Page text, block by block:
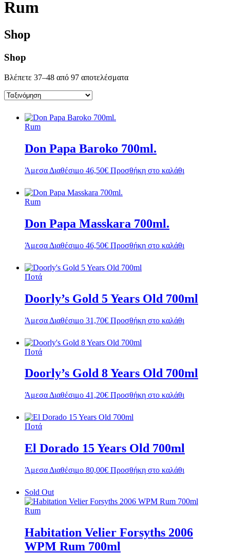
Περού
Πουέρτο Ρίκο
Rum
Shop
Shop
Βλέπετε 37–48 από 97 αποτελέσματα
Rum
Don Papa Baroko 700ml.
Άμεσα Διαθέσιμο 46,50€ Προσθήκη στο καλάθι
Rum
Don Papa Masskara 700ml.
Άμεσα Διαθέσιμο 46,50€ Προσθήκη στο καλάθι
Ποτά
Doorly’s Gold 5 Years Old 700ml
Άμεσα Διαθέσιμο 31,70€ Προσθήκη στο καλάθι
Ποτά
Doorly’s Gold 8 Years Old 700ml
Άμεσα Διαθέσιμο 41,20€ Προσθήκη στο καλάθι
Ποτά
El Dorado 15 Years Old 700ml
Άμεσα Διαθέσιμο 80,00€ Προσθήκη στο καλάθι
Sold Out
Rum
Habitation Velier Forsyths 2006
WPM Rum 700ml